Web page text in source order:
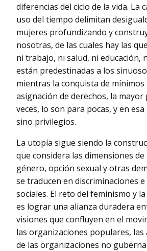
diferencias del ciclo de la vida. La
uso del tiempo delimitan
mujeres profundizando y
nosotras, de las cuales hay las
ni trabajo, ni salud, ni educación,
están predestinadas a los
mientras la conquista de mínimos
asignación de derechos, la mayor
veces, lo son para pocas, y en
sino privilegios.
La utopía sigue siendo la
que considera las dimensiones de
género, opción sexual y otras
se traducen en discriminaciones
sociales. El reto del feminismo y
es lograr una alianza duradera
visiones que confluyen en el
las organizaciones populares,
de las organizaciones no